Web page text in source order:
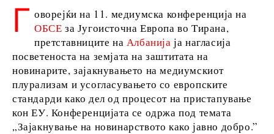
Индустрија
Градежништво
Енергија
Животна
средина
Финансии
FMCG
Наука
Г оворејќи на 11. медиумска конференција на
ОБСЕ за Југоисточна Европа во Тирана,
претставниците на Албанијаја нагласија
посветеноста на земјата на заштитата на
новинарите, зајакнувањето на медиумскиот
плурализам и усогласувањето со европските
стандарди како дел од процесот на пристапување
кон ЕУ. Конференцијата се одржа под темата
„Зајакнување на новинарството како јавно добро.”